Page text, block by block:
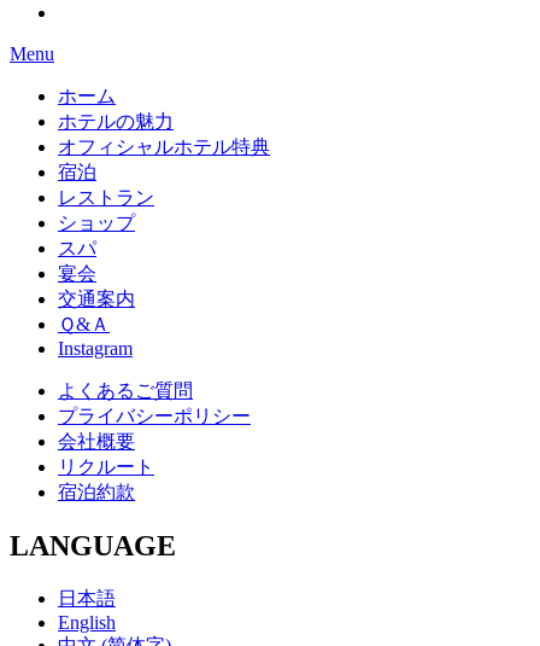
Menu
ホーム
ホテルの魅力
オフィシャルホテル特典
宿泊
レストラン
ショップ
スパ
宴会
交通案内
Ｑ&Ａ
Instagram
よくあるご質問
プライバシーポリシー
会社概要
リクルート
宿泊約款
LANGUAGE
日本語
English